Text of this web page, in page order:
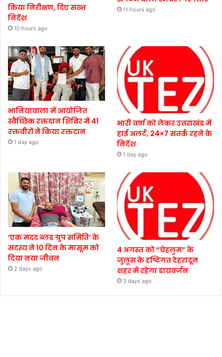
किया निरीक्षण, दिए सख्त
निर्देश
10 hours ago
11 hours ago
भानियावाला में आयोजित
स्वैच्छिक रक्तदान शिविर में 41
रक्तवीरों ने किया रक्तदान
1 day ago
भारी वर्षा को लेकर उत्तराखंड में
हाई अलर्ट, 24×7 सतर्क रहने के
निर्देश
1 day ago
‘एक मदद ब्लड ग्रुप समिति’ के
सदस्य ने 10 दिन के मासूम को
दिया नया जीवन
2 days ago
4 अगस्त को “चेहलुम” के
जुलूस के दृष्टिगत देहरादून
शहर में रहेगा डायवर्जन
3 days ago